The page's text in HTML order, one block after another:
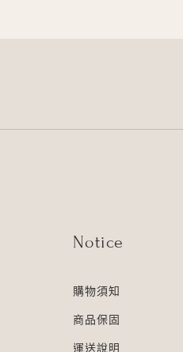
Notice
購物須知
商品保固
運送說明